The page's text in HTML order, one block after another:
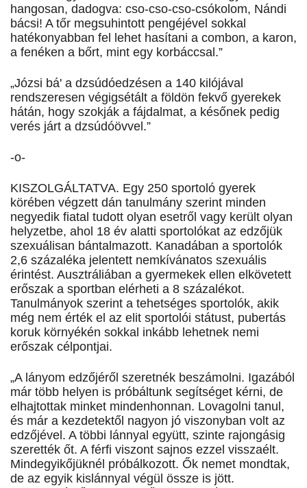
hangosan, dadogva: cso-cso-cso-csókolom, Nándi
bácsi! A tőr megsuhintott pengéjével sokkal
hatékonyabban fel lehet hasítani a combon, a karon,
a fenéken a bőrt, mint egy korbáccsal.”
„Józsi bá' a dzsúdóedzésen a 140 kilójával
rendszeresen végigsétált a földön fekvő gyerekek
hátán, hogy szokják a fájdalmat, a későnek pedig
verés járt a dzsúdóövvel.”
-o-
KISZOLGÁLTATVA. Egy 250 sportoló gyerek
körében végzett dán tanulmány szerint minden
negyedik fiatal tudott olyan esetről vagy került olyan
helyzetbe, ahol 18 év alatti sportolókat az edzőjük
szexuálisan bántalmazott. Kanadában a sportolók
2,6 százaléka jelentett nemkívánatos szexuális
érintést. Ausztráliában a gyermekek ellen elkövetett
erőszak a sportban elérheti a 8 százalékot.
Tanulmányok szerint a tehetséges sportolók, akik
még nem érték el az elit sportolói státust, pubertás
koruk környékén sokkal inkább lehetnek nemi
erőszak célpontjai.
„A lányom edzőjéről szeretnék beszámolni. Igazából
már több helyen is próbáltunk segítséget kérni, de
elhajtottak minket mindenhonnan. Lovagolni tanul,
és már a kezdetektől nagyon jó viszonyban volt az
edzőjével. A többi lánnyal együtt, szinte rajongásig
szerették őt. A férfi viszont sajnos ezzel visszaélt.
Mindegyikőjüknél próbálkozott. Ők nemet mondtak,
de az egyik kislánnyal végül össze is jött.